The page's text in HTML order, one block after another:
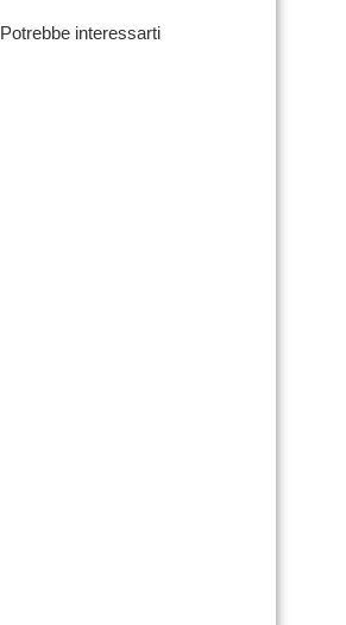
Potrebbe interessarti